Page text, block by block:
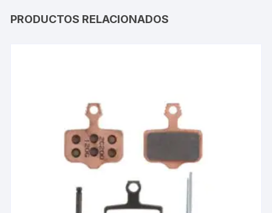
PRODUCTOS RELACIONADOS